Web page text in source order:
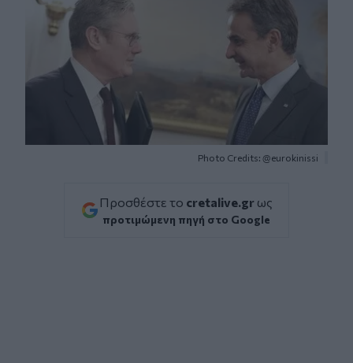
Photo Credits: @eurokinissi
Προσθέστε το cretalive.gr ως
προτιμώμενη πηγή στο Google